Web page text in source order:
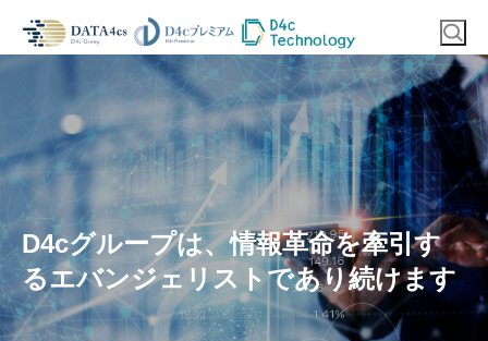
D4cグループは、情報革命を牽引す
るエバンジェリストであり続けます